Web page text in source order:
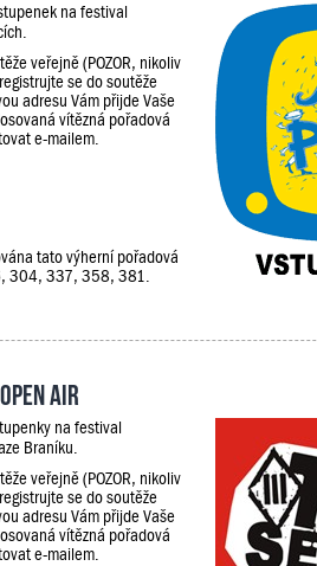
na festival
veřejně (POZOR, nikoliv
se do soutěže
adresu Vám přijde Vaše
vítězná pořadová
e-mailem.
tato výherní pořadová
337, 358, 381.
Air
na festival
Braníku.
veřejně (POZOR, nikoliv
se do soutěže
adresu Vám přijde Vaše
vítězná pořadová
e-mailem.